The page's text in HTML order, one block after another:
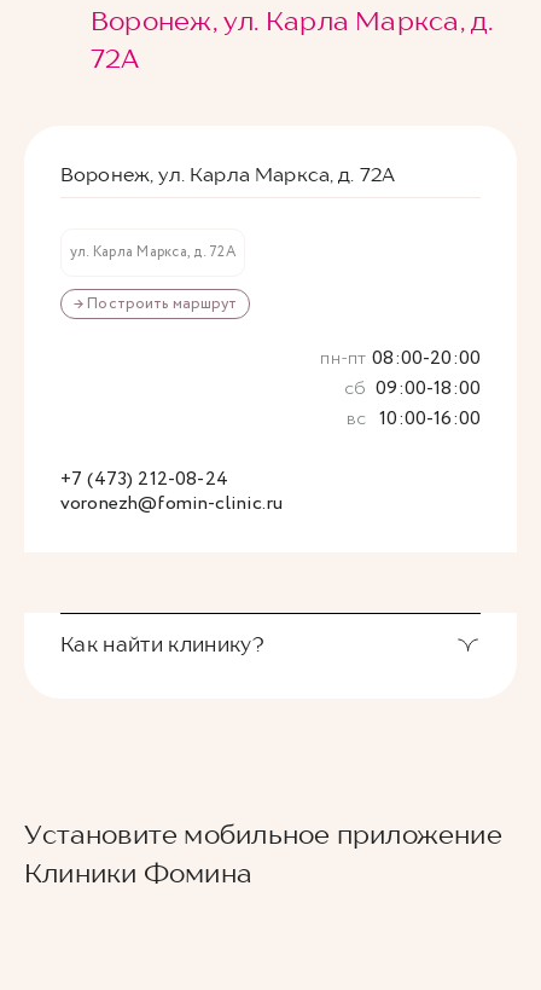
Воронеж, ул. Карла Маркса, д.
72А
Воронеж, ул. Карла Маркса, д. 72А
ул. Карла Маркса, д. 72А
→ Построить маршрут
voronezh@fomin-clinic.ru
+7 (473) 212-08-24
пн-пт 08:00-20:00
сб 09:00-18:00
вс 10:00-16:00
Как найти клинику?
Если вы или ваши родственники относитесь к
категории людей маломобильных граждан,
ограниченных в передвижении, и хотите лично
Установите мобильное приложение
Клиники Фомина